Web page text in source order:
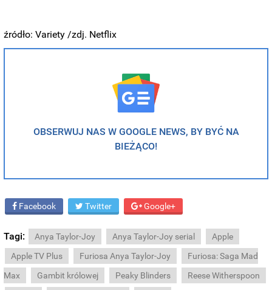
źródło: Variety /zdj. Netflix
OBSERWUJ NAS W GOOGLE NEWS, BY BYĆ NA
BIEŻĄCO!
Facebook Twitter Google+
Tagi: Anya Taylor-Joy Anya Taylor-Joy serial
Apple
Apple TV Plus
Furiosa Anya Taylor-Joy
Furiosa: Saga Mad
Max
Gambit królowej Peaky Blinders
Reese Witherspoon